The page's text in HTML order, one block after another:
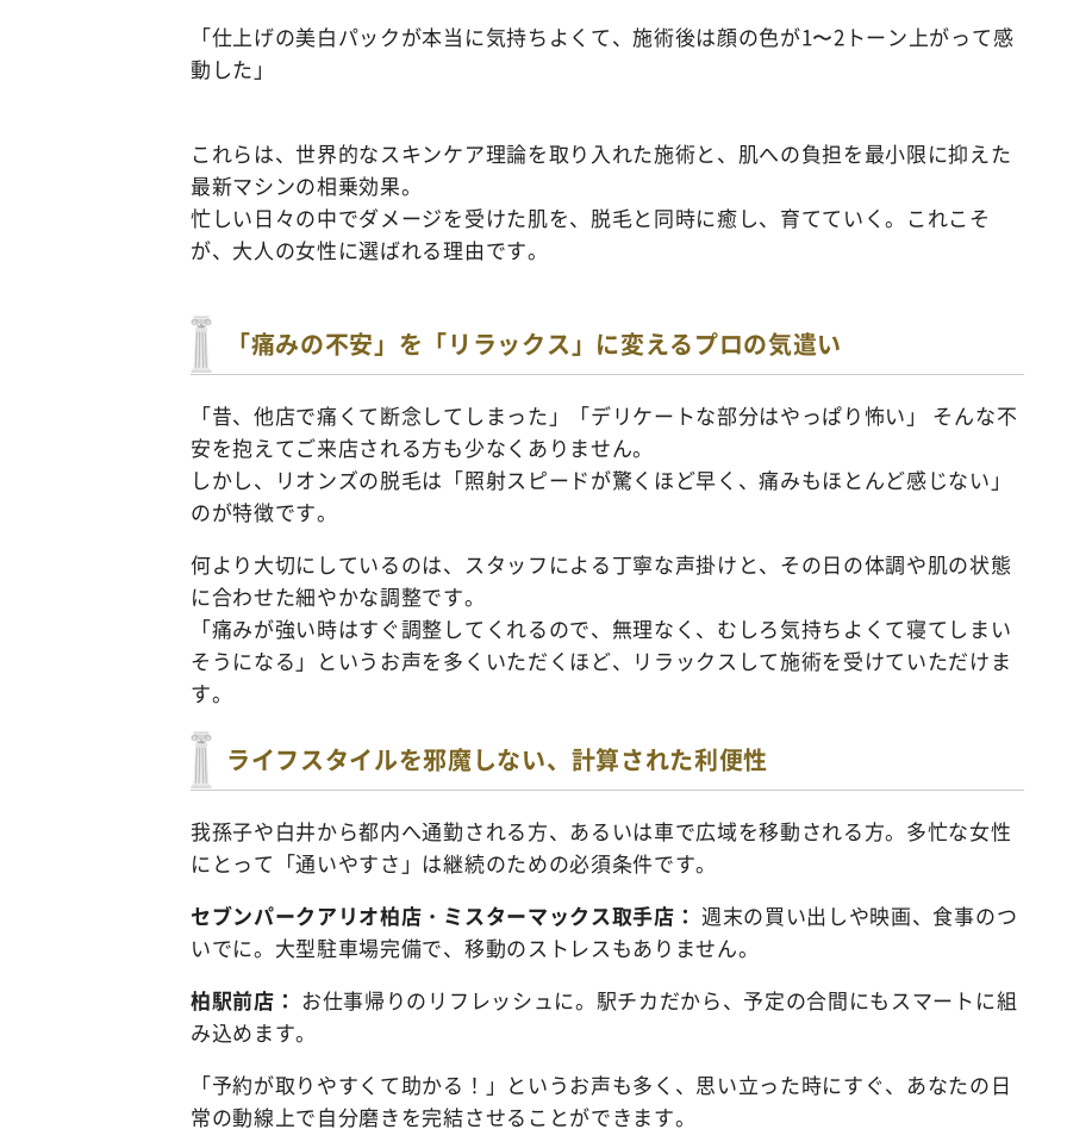
「仕上げの美白パックが本当に気持ちよくて、施術後は顔の色が1〜2トーン上がって感
動した」
これらは、世界的なスキンケア理論を取り入れた施術と、肌への負担を最小限に抑えた
最新マシンの相乗効果。
忙しい日々の中でダメージを受けた肌を、脱毛と同時に癒し、育てていく。これこそ
が、大人の女性に選ばれる理由です。
「痛みの不安」を「リラックス」に変えるプロの気遣い
「昔、他店で痛くて断念してしまった」「デリケートな部分はやっぱり怖い」 そんな不
安を抱えてご来店される方も少なくありません。
しかし、リオンズの脱毛は「照射スピードが驚くほど早く、痛みもほとんど感じない」
のが特徴です。
何より大切にしているのは、スタッフによる丁寧な声掛けと、その日の体調や肌の状態
に合わせた細やかな調整です。
「痛みが強い時はすぐ調整してくれるので、無理なく、むしろ気持ちよくて寝てしまい
そうになる」というお声を多くいただくほど、リラックスして施術を受けていただけま
す。
ライフスタイルを邪魔しない、計算された利便性
我孫子や白井から都内へ通勤される方、あるいは車で広域を移動される方。多忙な女性
にとって「通いやすさ」は継続のための必須条件です。
セブンパークアリオ柏店・ミスターマックス取手店： 週末の買い出しや映画、食事のつ
いでに。大型駐車場完備で、移動のストレスもありません。
柏駅前店： お仕事帰りのリフレッシュに。駅チカだから、予定の合間にもスマートに組
み込めます。
「予約が取りやすくて助かる！」というお声も多く、思い立った時にすぐ、あなたの日
常の動線上で自分磨きを完結させることができます。